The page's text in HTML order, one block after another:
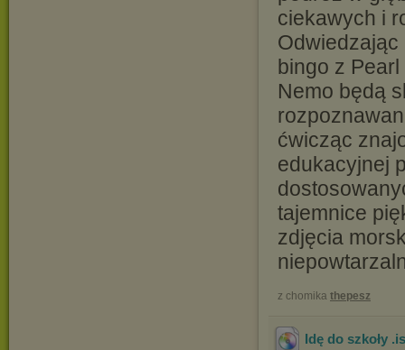
ciekawych i
Odwiedzając
bingo z
Nemo będą
ćwicząc
edukacyjnej
tajemnice
zdjęcia
z chomika thepesz
Idę do szkoły